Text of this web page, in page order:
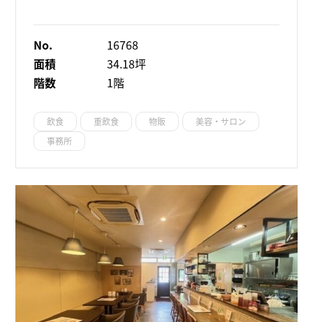
No.
16768
面積
34.18坪
階数
1階
飲食 重飲食 物販
美容・サロン
事務所